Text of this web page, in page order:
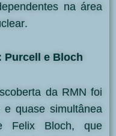
na área
.
Purcell e Bloch
da RMN foi
quase simultânea
Felix Bloch, que